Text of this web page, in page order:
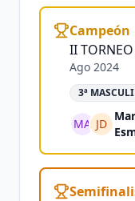
Campeón
II TORNEO
Ago 2024
3ª
MA JD